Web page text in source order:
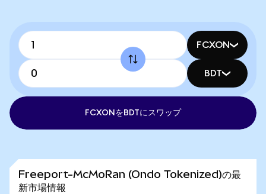
FCXON
BDT
FCXONをBDTにスワップ
Freeport-McMoRan (Ondo Tokenized)の最
新市場情報